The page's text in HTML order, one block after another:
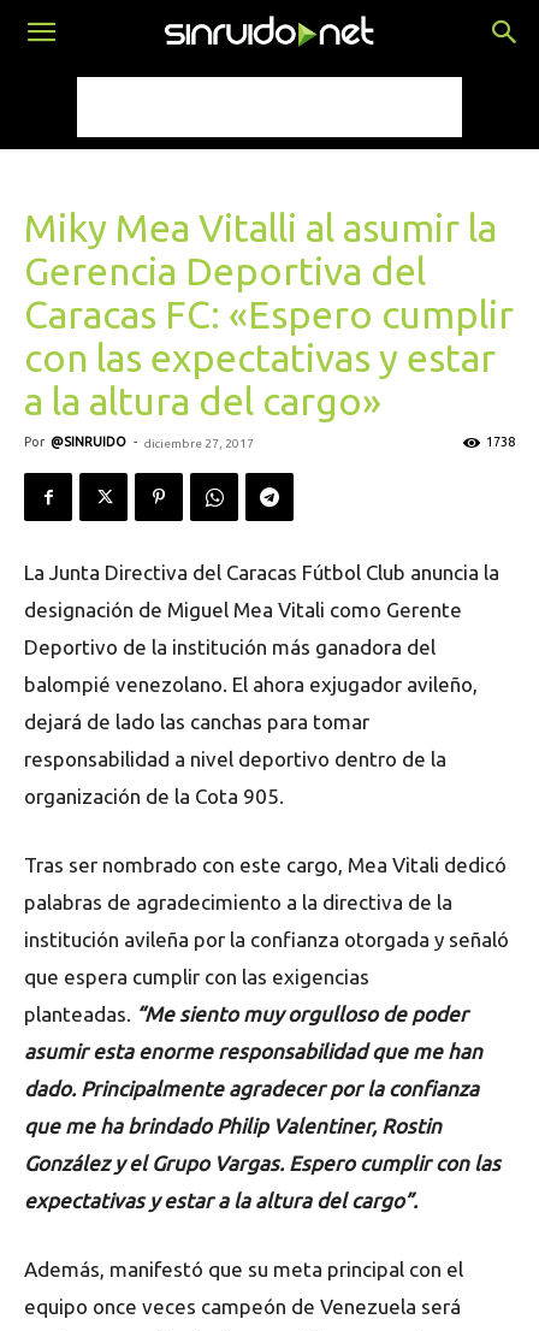
Miky Mea Vitalli al asumir la
Gerencia Deportiva del
Caracas FC: «Espero cumplir
con las expectativas y estar
a la altura del cargo»
Por @SINRUIDO - diciembre 27, 2017 1738
La Junta Directiva del Caracas Fútbol Club anuncia la
designación de Miguel Mea Vitali como Gerente
Deportivo de la institución más ganadora del
balompié venezolano. El ahora exjugador avileño,
dejará de lado las canchas para tomar
responsabilidad a nivel deportivo dentro de la
organización de la Cota 905.
Tras ser nombrado con este cargo, Mea Vitali dedicó
palabras de agradecimiento a la directiva de la
institución avileña por la confianza otorgada y señaló
que espera cumplir con las exigencias
planteadas. “Me siento muy orgulloso de poder
asumir esta enorme responsabilidad que me han
dado. Principalmente agradecer por la confianza
que me ha brindado Philip Valentiner, Rostin
González y el Grupo Vargas. Espero cumplir con las
expectativas y estar a la altura del cargo”.
Además, manifestó que su meta principal con el
equipo once veces campeón de Venezuela será